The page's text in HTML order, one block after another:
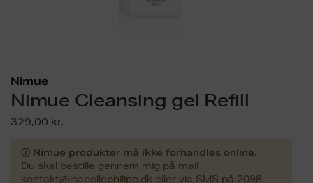
Nimue
Nimue Cleansing gel Refill
329,00 kr.
ⓘ Nimue produkter må ikke forhandles online.
Du skal bestille gennem mig på mail
kontakt@isabellephilipp.dk eller via SMS på 2098